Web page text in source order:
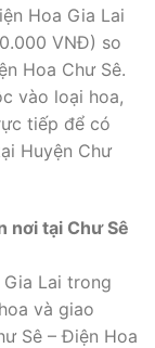
Hoa Gia Lai
VNĐ) so
Hoa Chư Sê.
vào loại hoa,
tiếp để có
Huyện Chư
nơi tại Chư Sê
Lai trong
và giao
Sê – Điện Hoa